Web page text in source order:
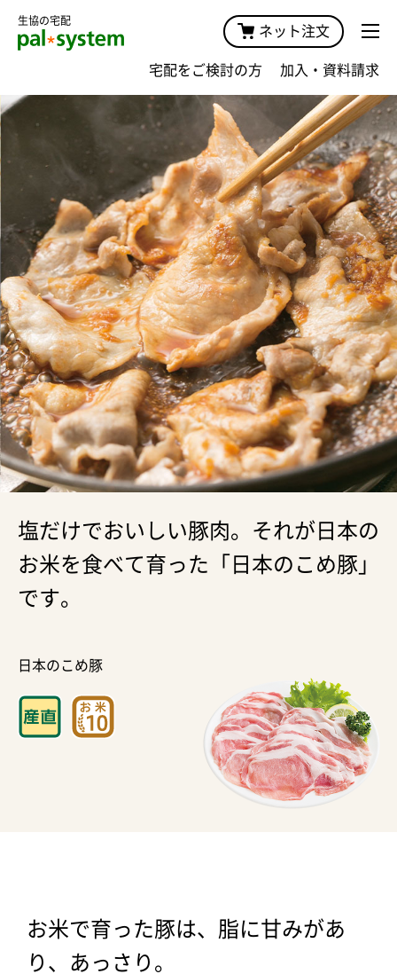
生協の宅配
ネット注文
宅配をご検討の方 加入・資料請求
塩だけでおいしい豚肉。それが日本の
お米を食べて育った「日本のこめ豚」
です。
日本のこめ豚
お米で育った豚は、脂に甘みがあ
り、あっさり。